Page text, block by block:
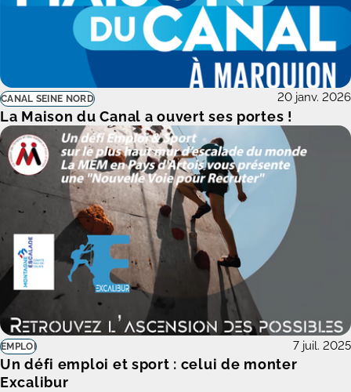
La Maison du Canal a ouvert ses portes !
CANAL SEINE NORD 20 janv. 2026
Un défi emploi et sport : celui de monter
Excalibur
EMPLOI 7 juil. 2025